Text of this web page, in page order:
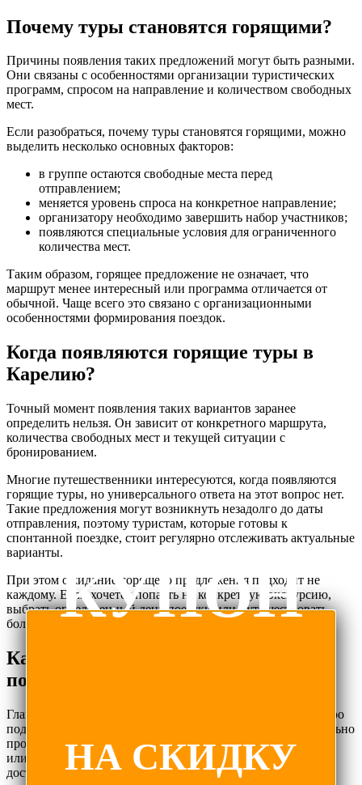
Почему туры становятся горящими?
Причины появления таких предложений могут быть разными.
Они связаны с особенностями организации туристических
программ, спросом на направление и количеством свободных
мест.
Если разобраться, почему туры становятся горящими, можно
выделить несколько основных факторов:
в группе остаются свободные места перед
отправлением;
меняется уровень спроса на конкретное направление;
организатору необходимо завершить набор участников;
появляются специальные условия для ограниченного
количества мест.
Таким образом, горящее предложение не означает, что
маршрут менее интересный или программа отличается от
обычной. Чаще всего это связано с организационными
особенностями формирования поездок.
Когда появляются горящие туры в
Карелию?
Точный момент появления таких вариантов заранее
определить нельзя. Он зависит от конкретного маршрута,
количества свободных мест и текущей ситуации с
бронированием.
Многие путешественники интересуются, когда появляются
горящие туры, но универсального ответа на этот вопрос нет.
Такие предложения могут возникнуть незадолго до даты
отправления, поэтому туристам, которые готовы к
спонтанной поездке, стоит регулярно отслеживать актуальные
варианты.
При этом ожидание горящего предложения подходит не
каждому. Если хочется попасть на конкретную экскурсию,
выбрать определенный день поездки или путешествовать
большой компанией, удобнее планировать отдых заранее.
Какие преимущества есть у горящих
поездок?
Главная особенность такого формата — возможность быстро
подобрать готовую поездку. Туристу не нужно самостоятельно
продумывать маршрут, искать транспорт между объектами
или составлять программу посещения
достопримечательностей.
КУПОН
НА СКИДКУ